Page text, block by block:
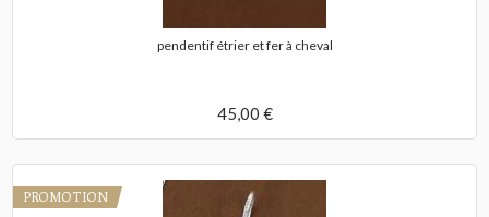
pendentif étrier et fer à cheval
45,00 €
PROMOTION